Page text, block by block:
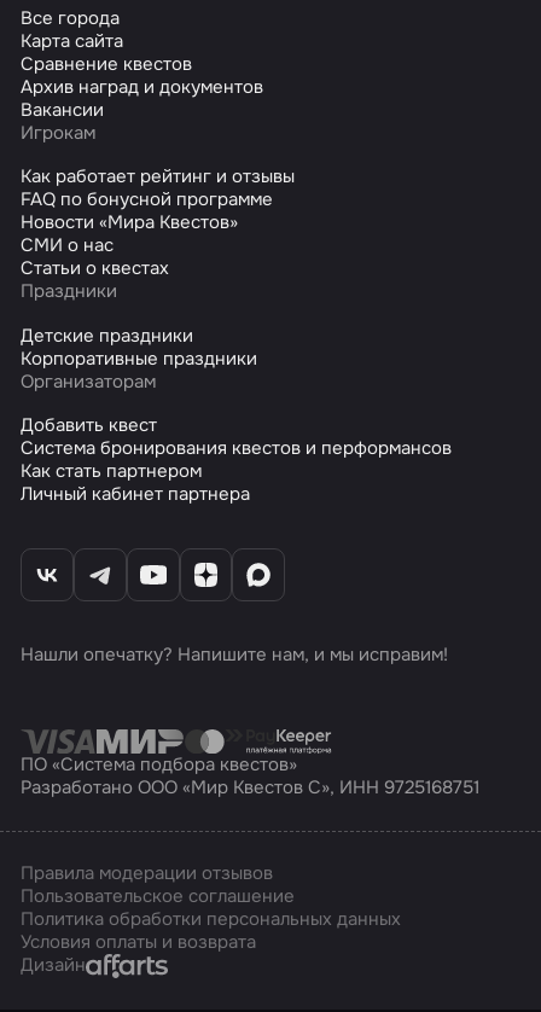
Все города
Карта сайта
Сравнение квестов
Архив наград и документов
Вакансии
Игрокам
Как работает рейтинг и отзывы
FAQ по бонусной программе
Новости «Мира Квестов»
СМИ о нас
Статьи о квестах
Праздники
Детские праздники
Корпоративные праздники
Организаторам
Добавить квест
Система бронирования квестов и перформансов
Как стать партнером
Личный кабинет партнера
Нашли опечатку? Напишите нам, и мы исправим!
ПО «Система подбора квестов»
Разработано ООО «Мир Квестов С», ИНН 9725168751
Правила модерации отзывов
Пользовательское соглашение
Политика обработки персональных данных
Условия оплаты и возврата
ДизайнAffarts